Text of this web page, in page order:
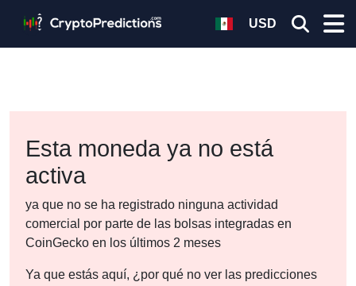
USD
Esta moneda ya no está
activa
ya que no se ha registrado ninguna actividad
comercial por parte de las bolsas integradas en
CoinGecko en los últimos 2 meses
Ya que estás aquí, ¿por qué no ver las predicciones